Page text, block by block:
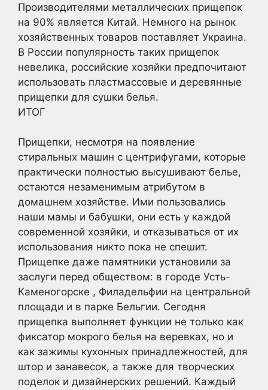
Производителями металлических прищепок
на 90% является Китай. Немного на рынок
хозяйственных товаров поставляет Украина.
В России популярность таких прищепок
невелика, российские хозяйки предпочитают
использовать пластмассовые и деревянные
прищепки для сушки белья.
ИТОГ
Прищепки, несмотря на появление
стиральных машин с центрифугами, которые
практически полностью высушивают белье,
остаются незаменимым атрибутом в
домашнем хозяйстве. Ими пользовались
наши мамы и бабушки, они есть у каждой
современной хозяйки, и отказываться от их
использования никто пока не спешит.
Прищепке даже памятники установили за
заслуги перед обществом: в городе Усть-
Каменогорске , Филадельфии на центральной
площади и в парке Бельгии. Сегодня
прищепка выполняет функции не только как
фиксатор мокрого белья на веревках, но и
как зажимы кухонных принадлежностей, для
штор и занавесок, а также для творческих
поделок и дизайнерских решений. Каждый